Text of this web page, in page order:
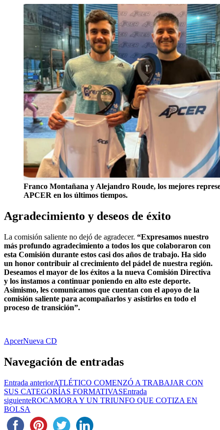
Franco Montañana y Alejandro Roude, los mejores
APCER en los últimos tiempos.
Agradecimiento y deseos de éxito
La comisión saliente no dejó de agradecer. “Expresamos nuestro
más profundo agradecimiento a todos los que colaboraron con
esta Comisión durante estos casi dos años de trabajo. Ha sido
un honor contribuir al crecimiento del pádel de nuestra región.
Deseamos el mayor de los éxitos a la nueva Comisión Directiva
y los instamos a continuar poniendo en alto este deporte.
Asimismo, les comunicamos que cuentan con el apoyo de la
comisión saliente para acompañarlos y asistirlos en todo el
proceso de transición”.
ApcerNueva CD
Navegación de entradas
Entrada anteriorATLÉTICO COMENZÓ A TRABAJAR CON
SUS CATEGORÍAS FORMATIVASEntrada
siguienteROCAMORA Y UN TRIUNFO QUE COTIZA EN
BOLSA